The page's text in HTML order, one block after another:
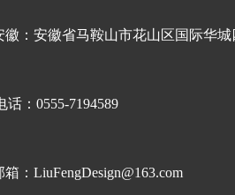
徽： 安徽省马鞍山市花山区国际华城
话： 0555-7194589
箱：LiuFengDesign@163.com